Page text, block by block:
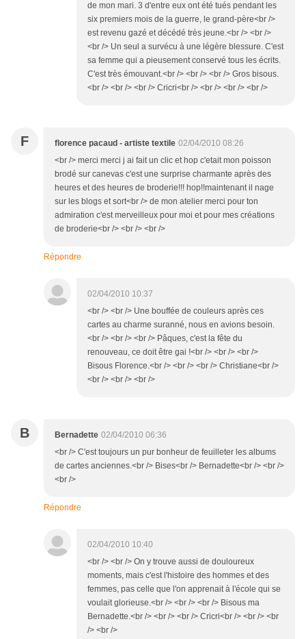
de mon mari. 3 d'entre eux ont été tués pendant les
six premiers mois de la guerre, le grand-père<br />
est revenu gazé et décédé très jeune.<br /> <br />
<br /> Un seul a survécu à une légère blessure. C'est
sa femme qui a pieusement conservé tous les écrits.
C'est très émouvant.<br /> <br /> <br /> Gros bisous.
<br /> <br /> <br /> Cricri<br /> <br /> <br /> <br />
F florence pacaud - artiste textile 02/04/2010 08:26
<br /> merci merci j ai fait un clic et hop c'etait mon poisson
brodé sur canevas c'est une surprise charmante après des
heures et des heures de broderie!!! hop!!maintenant il nage
sur les blogs et sort<br /> de mon atelier merci pour ton
admiration c'est merveilleux pour moi et pour mes créations
de broderie<br /> <br /> <br />
Répondre
02/04/2010 10:37
<br /> <br /> Une bouffée de couleurs après ces
cartes au charme suranné, nous en avions besoin.
<br /> <br /> <br /> Pâques, c'est la fête du
renouveau, ce doit être gai !<br /> <br /> <br />
Bisous Florence.<br /> <br /> <br /> Christiane<br />
<br /> <br /> <br />
B Bernadette 02/04/2010 06:36
<br /> C'est toujours un pur bonheur de feuilleter les albums
de cartes anciennes.<br /> Bises<br /> Bernadette<br /> <br />
<br />
Répondre
02/04/2010 10:40
<br /> <br /> On y trouve aussi de douloureux
moments, mais c'est l'histoire des hommes et des
femmes, pas celle que l'on apprenait à l'école qui se
voulait glorieuse.<br /> <br /> <br /> Bisous ma
Bernadette.<br /> <br /> <br /> Cricri<br /> <br /> <br
/> <br />